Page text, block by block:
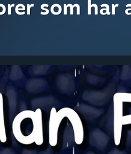
som har